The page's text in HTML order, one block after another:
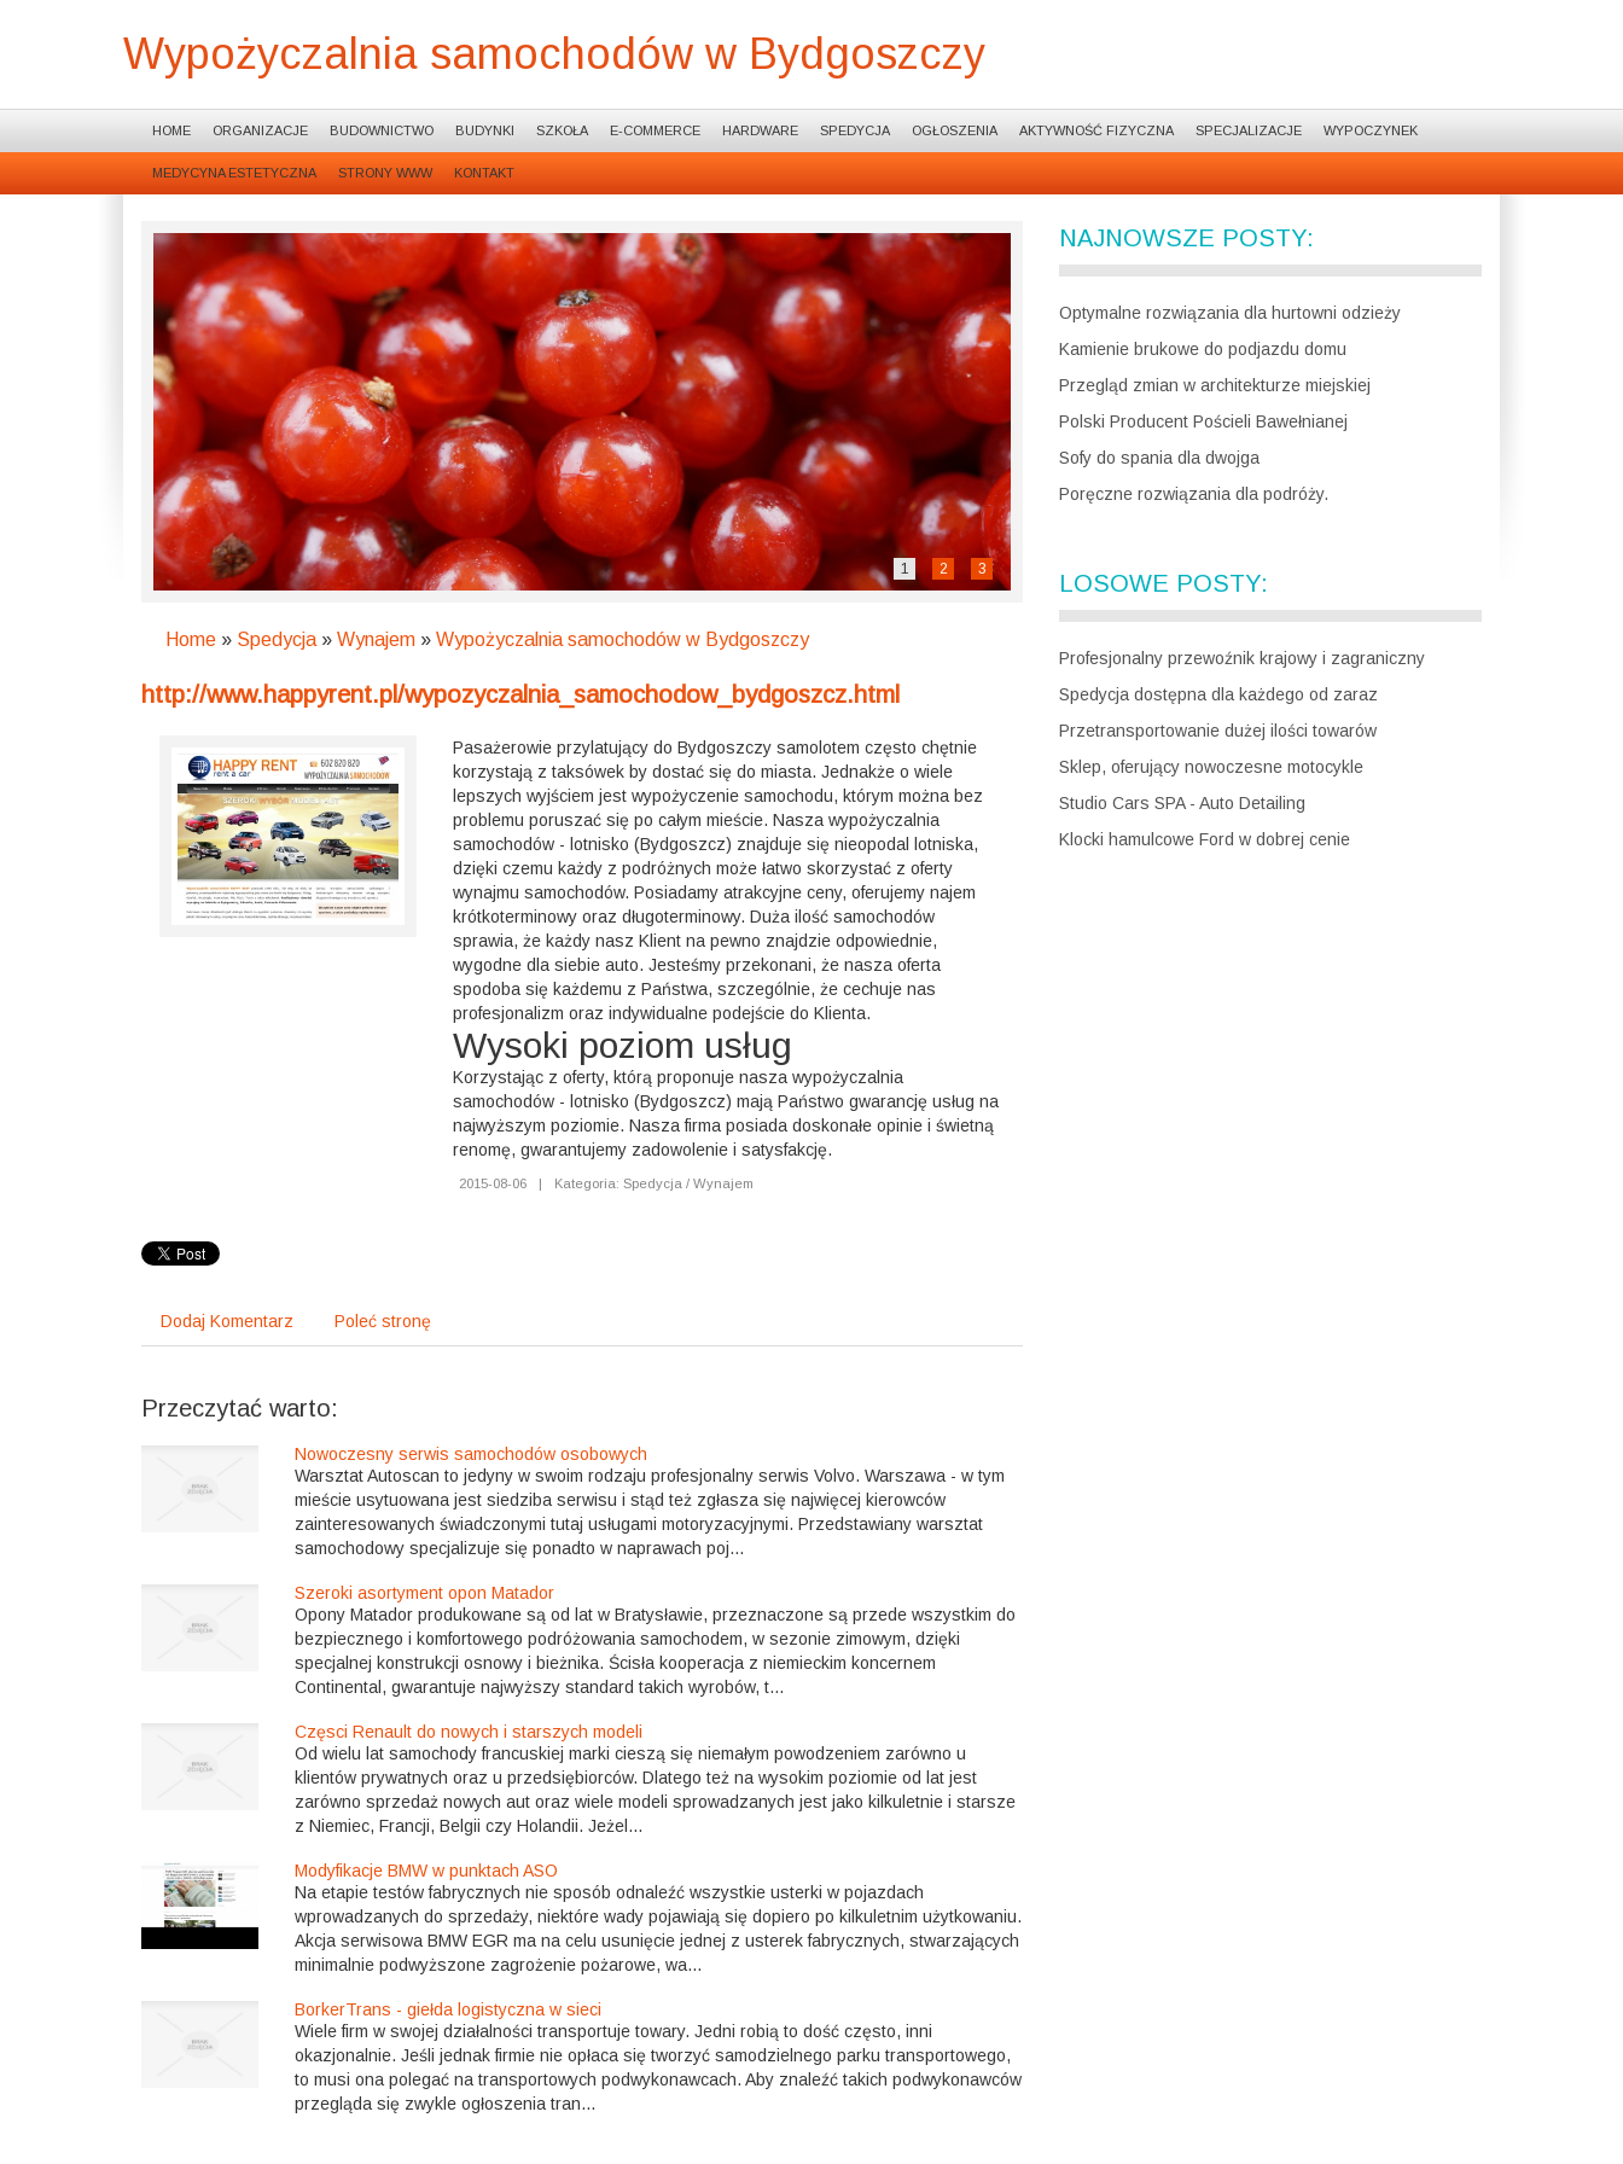
Wypożyczalnia samochodów w Bydgoszczy
HOME ORGANIZACJE BUDOWNICTWO BUDYNKI SZKOŁA E-COMMERCE HARDWARE SPEDYCJA OGŁOSZENIA AKTYWNOŚĆ FIZYCZNA SPECJALIZACJE WYPOCZYNEK
MEDYCYNA ESTETYCZNA STRONY WWW KONTAKT
1 2 3
Home » Spedycja » Wynajem » Wypożyczalnia samochodów w Bydgoszczy
http://www.happyrent.pl/wypozyczalnia_samochodow_bydgoszcz.html
Pasażerowie przylatujący do Bydgoszczy samolotem często chętnie
korzystają z taksówek by dostać się do miasta. Jednakże o wiele
lepszych wyjściem jest wypożyczenie samochodu, którym można bez
problemu poruszać się po całym mieście. Nasza wypożyczalnia
samochodów - lotnisko (Bydgoszcz) znajduje się nieopodal lotniska,
dzięki czemu każdy z podróżnych może łatwo skorzystać z oferty
wynajmu samochodów. Posiadamy atrakcyjne ceny, oferujemy najem
krótkoterminowy oraz długoterminowy. Duża ilość samochodów
sprawia, że każdy nasz Klient na pewno znajdzie odpowiednie,
wygodne dla siebie auto. Jesteśmy przekonani, że nasza oferta
spodoba się każdemu z Państwa, szczególnie, że cechuje nas
profesjonalizm oraz indywidualne podejście do Klienta.
Wysoki poziom usług
Korzystając z oferty, którą proponuje nasza wypożyczalnia
samochodów - lotnisko (Bydgoszcz) mają Państwo gwarancję usług na
najwyższym poziomie. Nasza firma posiada doskonałe opinie i świetną
renomę, gwarantujemy zadowolenie i satysfakcję.
2015-08-06 | Kategoria: Spedycja / Wynajem
Dodaj Komentarz Poleć stronę
Przeczytać warto:
Nowoczesny serwis samochodów osobowych
Warsztat Autoscan to jedyny w swoim rodzaju profesjonalny serwis Volvo. Warszawa - w tym
mieście usytuowana jest siedziba serwisu i stąd też zgłasza się najwięcej kierowców
zainteresowanych świadczonymi tutaj usługami motoryzacyjnymi. Przedstawiany warsztat
samochodowy specjalizuje się ponadto w naprawach poj...
Szeroki asortyment opon Matador
Opony Matador produkowane są od lat w Bratysławie, przeznaczone są przede wszystkim do
bezpiecznego i komfortowego podróżowania samochodem, w sezonie zimowym, dzięki
specjalnej konstrukcji osnowy i bieżnika. Ścisła kooperacja z niemieckim koncernem
Continental, gwarantuje najwyższy standard takich wyrobów, t...
Częsci Renault do nowych i starszych modeli
Od wielu lat samochody francuskiej marki cieszą się niemałym powodzeniem zarówno u
klientów prywatnych oraz u przedsiębiorców. Dlatego też na wysokim poziomie od lat jest
zarówno sprzedaż nowych aut oraz wiele modeli sprowadzanych jest jako kilkuletnie i starsze
z Niemiec, Francji, Belgii czy Holandii. Jeżel...
Modyfikacje BMW w punktach ASO
Na etapie testów fabrycznych nie sposób odnaleźć wszystkie usterki w pojazdach
wprowadzanych do sprzedaży, niektóre wady pojawiają się dopiero po kilkuletnim użytkowaniu.
Akcja serwisowa BMW EGR ma na celu usunięcie jednej z usterek fabrycznych, stwarzających
minimalnie podwyższone zagrożenie pożarowe, wa...
BorkerTrans - giełda logistyczna w sieci
Wiele firm w swojej działalności transportuje towary. Jedni robią to dość często, inni
okazjonalnie. Jeśli jednak firmie nie opłaca się tworzyć samodzielnego parku transportowego,
to musi ona polegać na transportowych podwykonawcach. Aby znaleźć takich podwykonawców
przegląda się zwykle ogłoszenia tran...
NAJNOWSZE POSTY:
Optymalne rozwiązania dla hurtowni odzieży
Kamienie brukowe do podjazdu domu
Przegląd zmian w architekturze miejskiej
Polski Producent Pościeli Bawełnianej
Sofy do spania dla dwojga
Poręczne rozwiązania dla podróży.
LOSOWE POSTY:
Profesjonalny przewoźnik krajowy i zagraniczny
Spedycja dostępna dla każdego od zaraz
Przetransportowanie dużej ilości towarów
Sklep, oferujący nowoczesne motocykle
Studio Cars SPA - Auto Detailing
Klocki hamulcowe Ford w dobrej cenie